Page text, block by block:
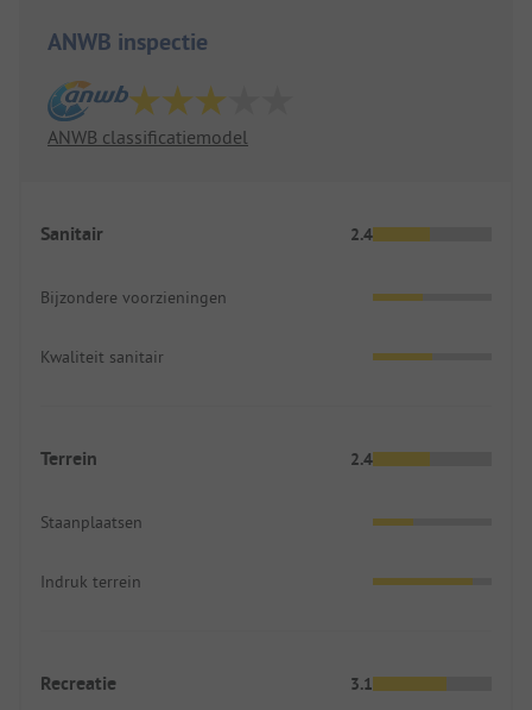
ANWB inspectie
ANWB classificatiemodel
Sanitair 2.4
Bijzondere voorzieningen
Kwaliteit sanitair
Terrein 2.4
Staanplaatsen
Indruk terrein
Recreatie 3.1